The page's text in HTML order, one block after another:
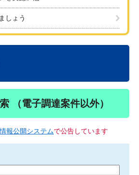
しょう
（電子調達案件以外）
報公開システムで公告しています